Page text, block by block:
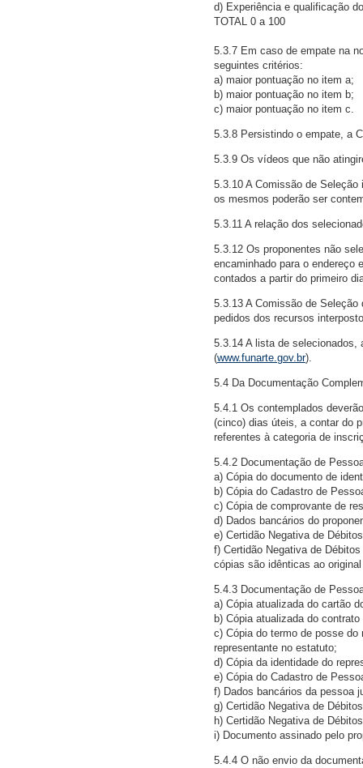
d) Experiência e qualificação
TOTAL 0 a 100
5.3.7 Em caso de empate na
seguintes critérios:
a) maior pontuação no item a;
b) maior pontuação no item b;
c) maior pontuação no item c.
5.3.8 Persistindo o empate, a
5.3.9 Os vídeos que não
5.3.10 A Comissão de
os mesmos poderão ser
5.3.11 A relação dos
5.3.12 Os proponentes não
encaminhado para o endereço
contados a partir do primeiro
5.3.13 A Comissão de
pedidos dos recursos
5.3.14 A lista de selecionados,
(www.funarte.gov.br).
5.4 Da Documentação
5.4.1 Os contemplados
(cinco) dias úteis, a contar do
referentes à categoria de
5.4.2 Documentação de
a) Cópia do documento de
b) Cópia do Cadastro de
c) Cópia de comprovante de
d) Dados bancários do
e) Certidão Negativa de
f) Certidão Negativa de
cópias são idênticas ao
5.4.3 Documentação de
a) Cópia atualizada do cartão
b) Cópia atualizada do
c) Cópia do termo de posse do
representante no estatuto;
d) Cópia da identidade do
e) Cópia do Cadastro de
f) Dados bancários da pessoa
g) Certidão Negativa de
h) Certidão Negativa de
i) Documento assinado pelo
5.4.4 O não envio da